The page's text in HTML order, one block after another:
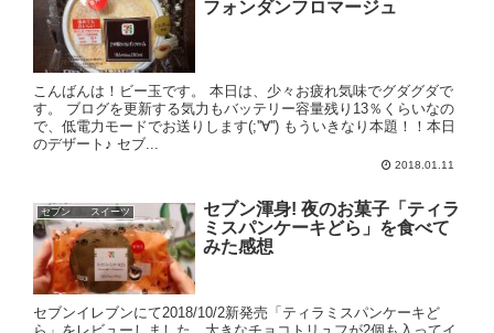
フォンダンフロマージュ
こんばんは！ビー玉です。 本日は、少々お疲れ気味でグダグダで
す。 ブログを更新する気力もバッテリー容量残り13％くらいなの
で、低電力モードでお送りします(;''∀'') もういきなり本題！！本日
のデザート♪ セブ...
2018.01.11
セブン スイーツ
セブン渾身! 夜のお菓子「ティラ
ミスパンケーキどら」を食べて
みた感想
セブンイレブンにて2018/10/2新発売「ティラミスパンケーキど